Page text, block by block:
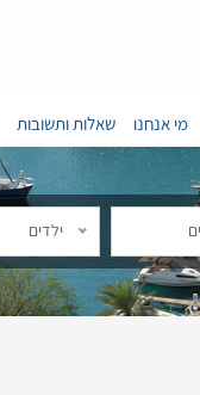
מי אנחנו שאלות ותשובות
ילדים